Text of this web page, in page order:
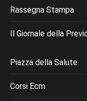
Rassegna Stampa
Il Giornale della
Piazza della Salute
Corsi Ecm